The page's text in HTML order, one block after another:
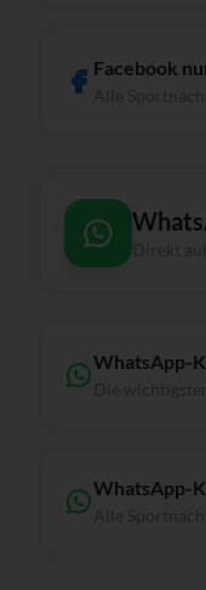
Facebook
WhatsApp-
WhatsApp-